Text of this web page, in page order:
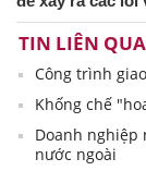
TIN LIÊN
Công trình
Khống chế
Doanh nghiệp
nước ngoài